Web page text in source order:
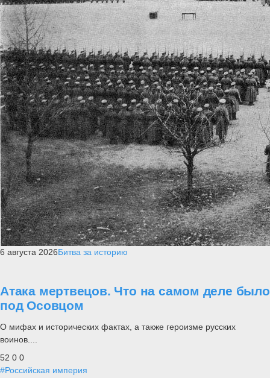
6 августа 2026Битва за историю
Атака мертвецов. Что на самом деле было
под Осовцом
О мифах и исторических фактах, а также героизме русских
воинов....
52 0 0
#Российская империя